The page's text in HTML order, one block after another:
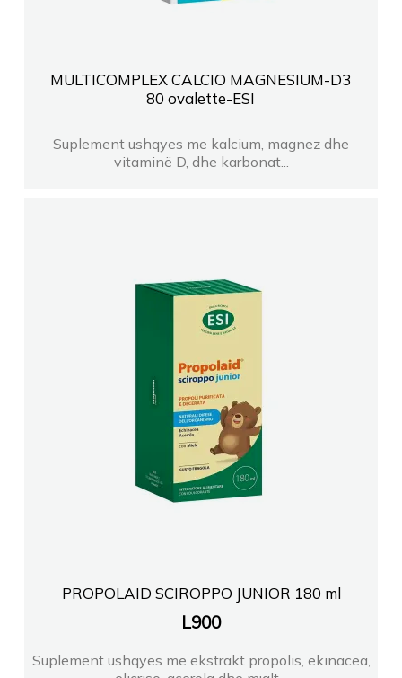
MULTICOMPLEX CALCIO MAGNESIUM-D3
80 ovalette-ESI
Suplement ushqyes me kalcium, magnez dhe
vitaminë D, dhe karbonat...
PROPOLAID SCIROPPO JUNIOR 180 ml
L900
Suplement ushqyes me ekstrakt propolis, ekinacea,